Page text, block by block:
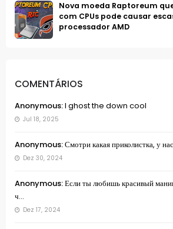
COMENTÁRIOS
Anonymous:I ghost the down cool
Jul 18, 2025
Anonymous:Смотри какая приколистка, у
Dez 30, 2024
Anonymous:Если ты любишь красивый
ч...
Dez 17, 2024
Nova moeda Raptoreum
com CPUs pode causar
processador AMD